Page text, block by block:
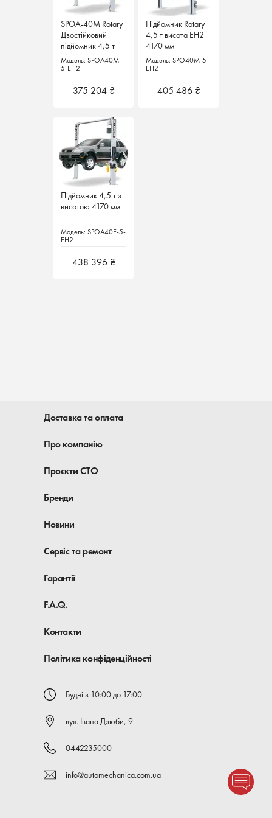
SPOA-40M Rotary
Двостійковий
підйомник 4,5 т
Німеччина
Модель: SPOA40M-
5-EH2
375 204 ₴
SPOA-40M Rotary
Двостійковий
підйомник 4,5 т
Німеччина
Модель: SPOA40M-
5-EH2
375 204 ₴
Підйомник Rotary
4,5 т висота ЕН2
4170 мм
Модель: SPO40M-5-
EH2
405 486 ₴
Підйомник Rotary
4,5 т висота ЕН2
4170 мм
Модель: SPO40M-5-
EH2
405 486 ₴
Підйомник 4,5 т з
висотою 4170 мм
Модель: SPOA40E-5-
EH2
438 396 ₴
Підйомник 4,5 т з
висотою 4170 мм
Модель: SPOA40E-5-
EH2
438 396 ₴
Доставка та оплата
Про компанію
Проєкти СТО
Бренди
Новини
Сервіс та ремонт
Гарантії
F.A.Q.
Контакти
Політика конфіденційності
Будні з 10:00 до 17:00
вул. Івана Дзюби, 9
0442235000
info@automechanica.com.ua